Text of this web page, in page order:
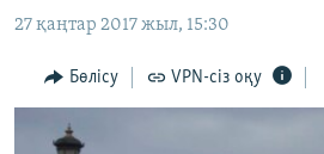
main
Navigation
to
Search
АДАМ ҚҰҚЫҚТАРЫ
ӘЛЕУМЕТ
ӘЛЕМ
27 қаңтар 2017 жыл, 15:30
Бөлісу VPN-сіз оқу